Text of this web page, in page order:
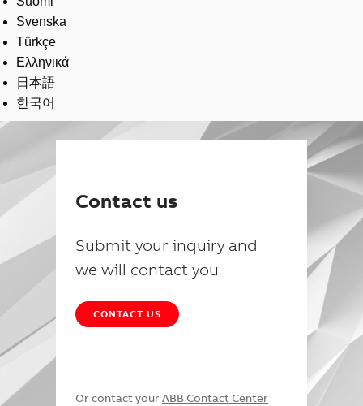
Svenska
Türkçe
Ελληνικά
日本語
한국어
Contact us
Submit your inquiry and
we will contact you
CONTACT US
Or contact your ABB Contact Center